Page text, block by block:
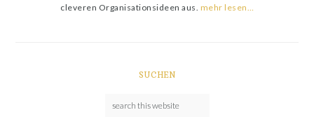
cleveren Organisationsideen aus. mehr lesen…
SUCHEN